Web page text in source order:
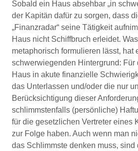
Sobald ein Haus absehbar „in
der Kapitän dafür zu sorgen, dass
„Finanzradar“ seine Tätigkeit
Haus nicht Schiffbruch erleidet.
metaphorisch formulieren lässt, hat
schwerwiegenden Hintergrund: Für
Haus in akute finanzielle
das Unterlassen und/oder die nur
Berücksichtigung dieser
schlimmstenfalls (persönliche)
für die gesetzlichen Vertreter eines
zur Folge haben. Auch wenn man
das Schlimmste denken muss, sind